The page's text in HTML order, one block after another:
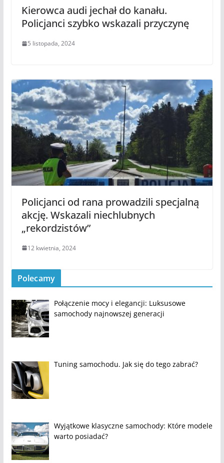
Kierowca audi jechał do kanału.
Policjanci szybko wskazali przyczynę
5 listopada, 2024
Policjanci od rana prowadzili specjalną
akcję. Wskazali niechlubnych
„rekordzistów”
12 kwietnia, 2024
Polecamy
Połączenie mocy i elegancji: Luksusowe
samochody najnowszej generacji
Tuning samochodu. Jak się do tego zabrać?
Wyjątkowe klasyczne samochody: Które modele
warto posiadać?